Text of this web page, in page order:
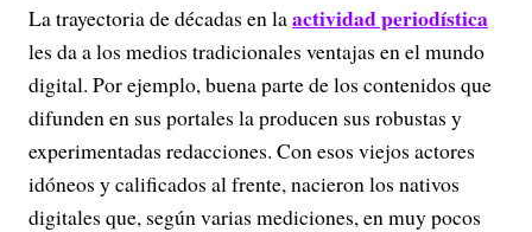
La trayectoria de décadas en laactividad periodística
les da a los medios tradicionales ventajas en el mundo
digital. Por ejemplo, buena parte de los contenidos que
difunden en sus portales la producen sus robustas y
experimentadas redacciones. Con esos viejos actores
idóneos y calificados al frente, nacieron los nativos
digitales que, según varias mediciones, en muy pocos